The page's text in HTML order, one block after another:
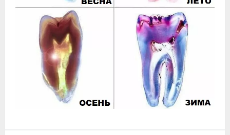
Специалисты
Галерея
Лаборатории